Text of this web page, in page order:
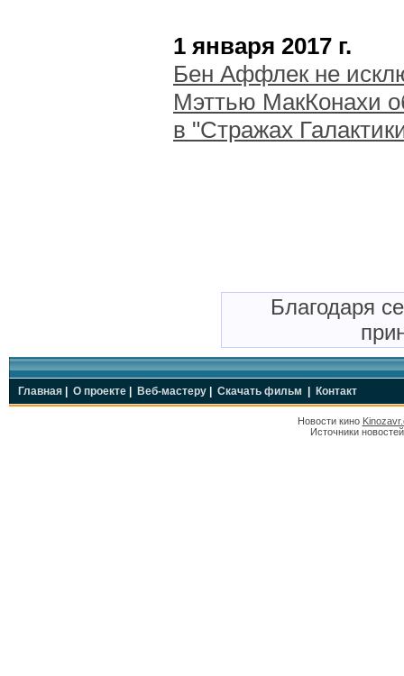
1 января 2017 г.
Бен Аффлек не
Мэттью МакКонахи
в "Стражах
Благодаря
Главная О проекте Веб-мастеру Скачать фильм Контакт
Новости кино
Источники